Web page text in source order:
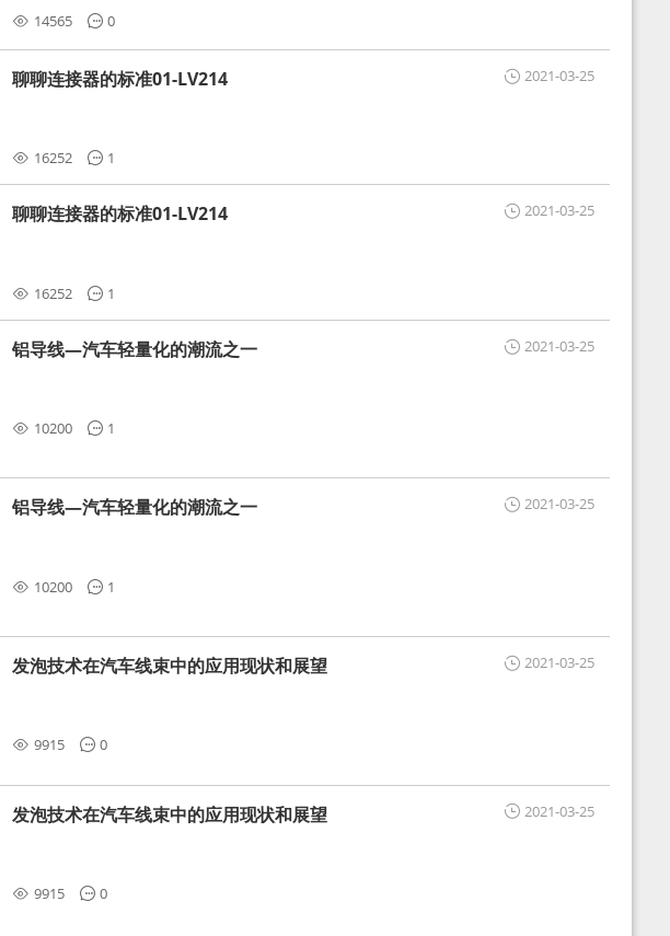
14565 0
2021-03-25
聊聊连接器的标准01-LV214
16252 1
2021-03-25
聊聊连接器的标准01-LV214
16252 1
2021-03-25
铝导线—汽车轻量化的潮流之一
10200 1
2021-03-25
铝导线—汽车轻量化的潮流之一
10200 1
2021-03-25
发泡技术在汽车线束中的应用现状和展望
9915 0
2021-03-25
发泡技术在汽车线束中的应用现状和展望
9915 0